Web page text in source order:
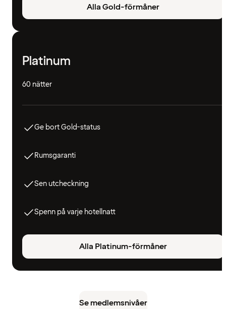
Alla Gold-förmåner
Platinum
60 nätter
Ge bort Gold-status
Rumsgaranti
Sen utcheckning
Spenn på varje hotellnatt
Alla Platinum-förmåner
Se medlemsnivåer